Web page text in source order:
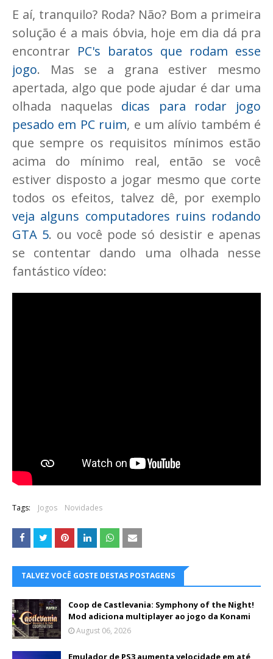
E aí, tranquilo? Roda? Não? Bom a primeira
solução é a mais óbvia, hoje em dia dá pra
encontrar PC's baratos que rodam esse
jogo. Mas se a grana estiver mesmo
apertada, algo que pode ajudar é dar uma
olhada naquelas dicas para rodar jogo
pesado em PC ruim, e um alívio também é
que sempre os requisitos mínimos estão
acima do mínimo real, então se você
estiver disposto a jogar mesmo que corte
todos os efeitos, talvez dê, por exemplo
veja alguns computadores ruins rodando
GTA 5. ou você pode só desistir e apenas
se contentar dando uma olhada nesse
fantástico vídeo:
Tags: Jogos Novidades
TALVEZ VOCÊ GOSTE DESTAS POSTAGENS
Coop de Castlevania: Symphony of the Night!
Mod adiciona multiplayer ao jogo da Konami
August 06, 2026
Emulador de PS3 aumenta velocidade em até